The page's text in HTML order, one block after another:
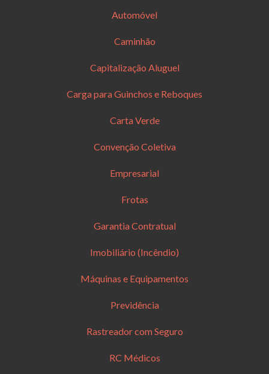
Automóvel
Caminhão
Capitalização Aluguel
Carga para Guinchos e Reboques
Carta Verde
Convenção Coletiva
Empresarial
Frotas
Garantia Contratual
Imobiliário (Incêndio)
Máquinas e Equipamentos
Previdência
Rastreador com Seguro
RC Médicos